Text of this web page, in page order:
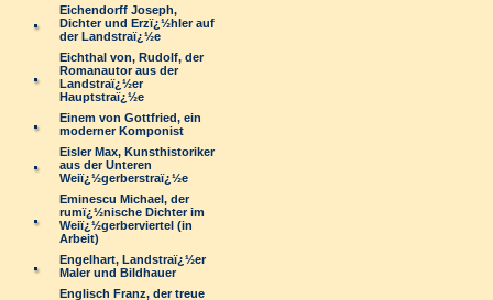
Eichendorff Joseph,
Dichter und Erzï¿½hler auf
der Landstraï¿½e
Eichthal von, Rudolf, der
Romanautor aus der
Landstraï¿½er
Hauptstraï¿½e
Einem von Gottfried, ein
moderner Komponist
Eisler Max, Kunsthistoriker
aus der Unteren
Weiï¿½gerberstraï¿½e
Eminescu Michael, der
rumï¿½nische Dichter im
Weiï¿½gerberviertel (in
Arbeit)
Engelhart, Landstraï¿½er
Maler und Bildhauer
Englisch Franz, der treue